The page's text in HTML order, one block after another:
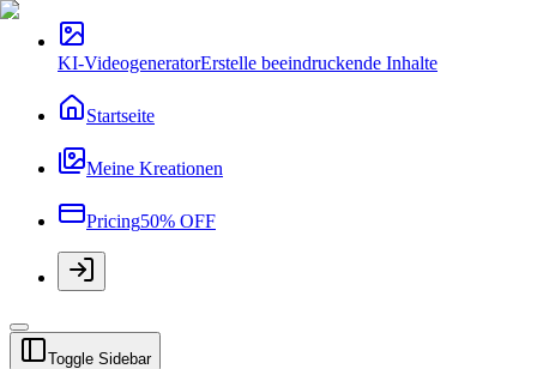
KI-VideogeneratorErstelle beeindruckende Inhalte
Startseite
Meine Kreationen
Pricing50% OFF
Toggle Sidebar